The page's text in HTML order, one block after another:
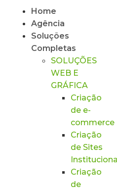
Home
Agência
Soluções
Completas
SOLUÇÕES
WEB E
GRÁFICA
Criação
de e-
commerce
Criação
de Sites
Criação
de